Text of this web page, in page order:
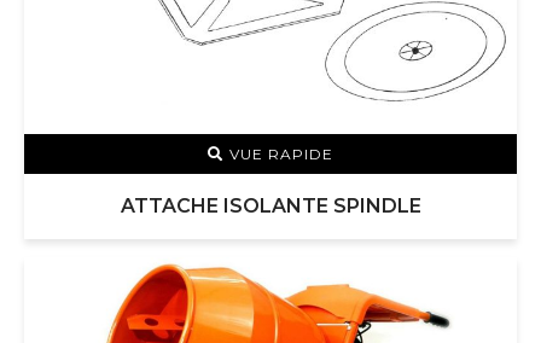
VUE RAPIDE
ATTACHE ISOLANTE SPINDLE